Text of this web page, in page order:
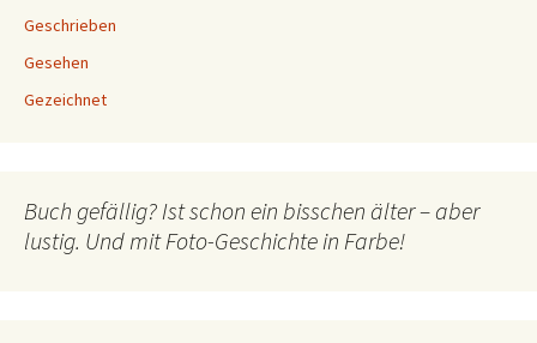
Geschrieben
Gesehen
Gezeichnet
Buch gefällig? Ist schon ein bisschen älter – aber
lustig. Und mit Foto-Geschichte in Farbe!